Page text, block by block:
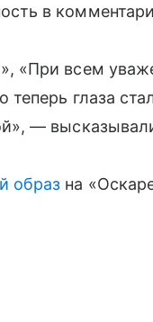
в
«При всем
теперь глаза
—
образ на